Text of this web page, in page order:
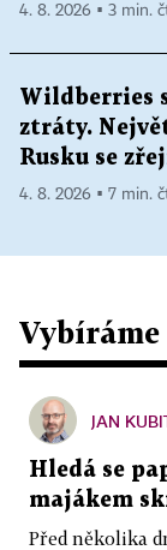
4. 8. 2026 ▪ 3 min.
Wildberries
ztráty.
Rusku se
4. 8. 2026 ▪ 7 min.
Vybíráme
JAN
Hledá se
majákem
Před několika